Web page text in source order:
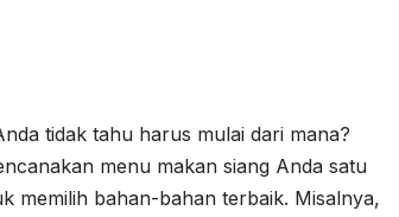
tidak tahu harus mulai dari mana?
menu makan siang Anda satu
memilih bahan-bahan terbaik. Misalnya,